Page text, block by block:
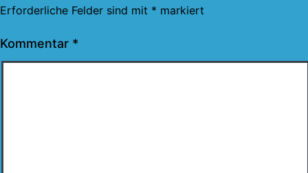
Erforderliche Felder sind mit * markiert
Kommentar *